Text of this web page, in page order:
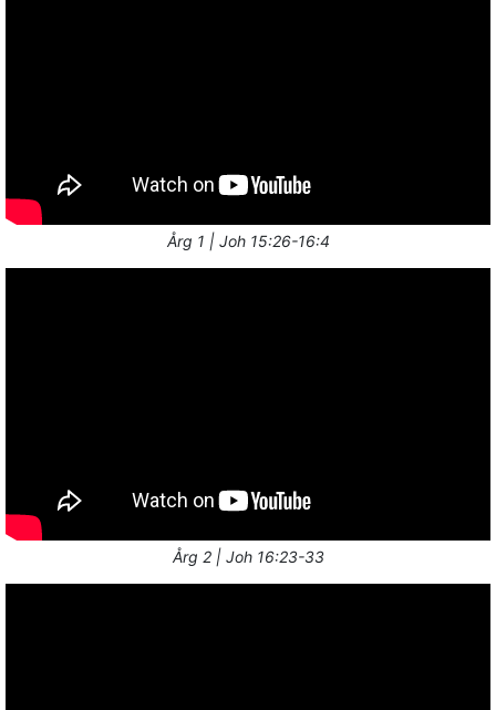
Årg 1 | Joh 15:26-16:4
Årg 2 | Joh 16:23-33